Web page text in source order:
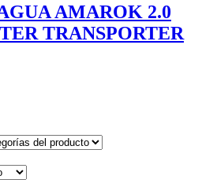
AMAROK 2.0
TRANSPORTER